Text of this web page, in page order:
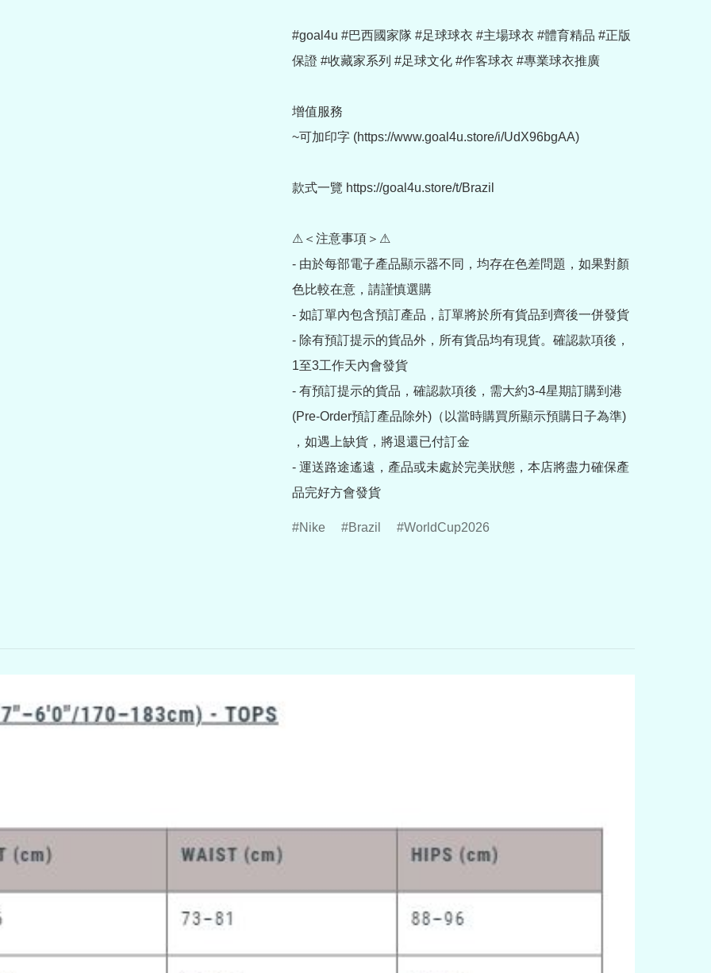
#goal4u #巴西國家隊 #足球球衣 #主場球衣 #體育精品 #正版
保證 #收藏家系列 #足球文化 #作客球衣 #專業球衣推廣
增值服務
~可加印字 (https://www.goal4u.store/i/UdX96bgAA)
款式一覽 https://goal4u.store/t/Brazil
⚠＜注意事項＞⚠
- 由於每部電子產品顯示器不同，均存在色差問題，如果對顏
色比較在意，請謹慎選購
- 如訂單內包含預訂產品，訂單將於所有貨品到齊後一併發貨
- 除有預訂提示的貨品外，所有貨品均有現貨。確認款項後，
1至3工作天內會發貨
- 有預訂提示的貨品，確認款項後，需大約3-4星期訂購到港
(Pre-Order預訂產品除外)（以當時購買所顯示預購日子為準)
，如遇上缺貨，將退還已付訂金
- 運送路途遙遠，產品或未處於完美狀態，本店將盡力確保產
品完好方會發貨
Nike Brazil WorldCup2026